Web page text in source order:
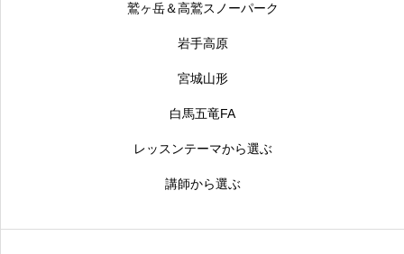
鷲ヶ岳＆高鷲スノーパーク
岩手高原
宮城山形
白馬五竜FA
レッスンテーマから選ぶ
講師から選ぶ